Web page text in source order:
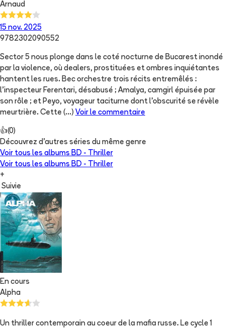
Arnaud
15 nov. 2025
9782302090552
Sector 5 nous plonge dans le coté nocturne de Bucarest inondé
par la violence, où dealers, prostituées et ombres inquiétantes
hantent les rues. Bec orchestre trois récits entremêlés :
l’inspecteur Ferentari, désabusé ; Amalya, camgirl épuisée par
son rôle ; et Peyo, voyageur taciturne dont l’obscurité se révèle
meurtrière. Cette (...) Voir le commentaire
👍(0)
Découvrez d'autres séries du même genre
Voir tous les albums BD - Thriller
Voir tous les albums BD - Thriller
+
Suivie
En cours
Alpha
Un thriller contemporain au coeur de la mafia russe. Le cycle 1